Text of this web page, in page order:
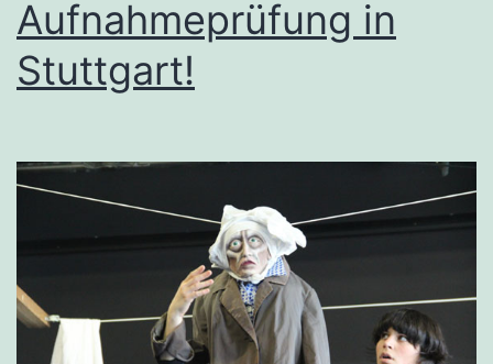
Aufnahmeprüfung in
Stuttgart!